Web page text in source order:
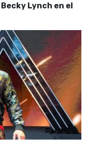
Lynch en el